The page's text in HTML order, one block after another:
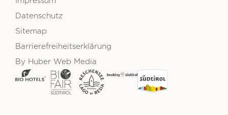
Datenschutz
Sitemap
Barrierefreiheits­erklärung
By Huber Web Media